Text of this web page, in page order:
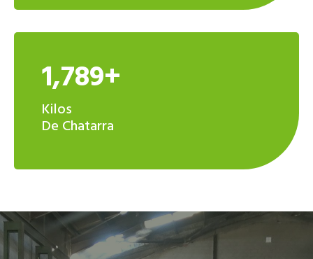
1,789+
Kilos
De Chatarra